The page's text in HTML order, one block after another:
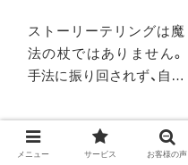
ストーリーテリングは魔
法の杖ではありません。
手法に振り回されず、自社
えます。AI時代の到来も見
据え、今Web担当者が持つ
メニュー サービス お客様の声